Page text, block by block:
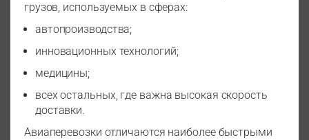
грузов, используемых в сферах:
автопроизводства;
инновационных технологий;
медицины;
всех остальных, где важна высокая скорость
доставки.
Авиаперевозки отличаются наиболее быстрыми